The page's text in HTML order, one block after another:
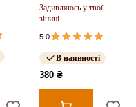
Задивляюсь у твої
зіниці
5.0
В наявності
380 ₴